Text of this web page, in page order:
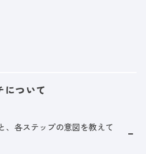
について
、各ステップの意図を教えて